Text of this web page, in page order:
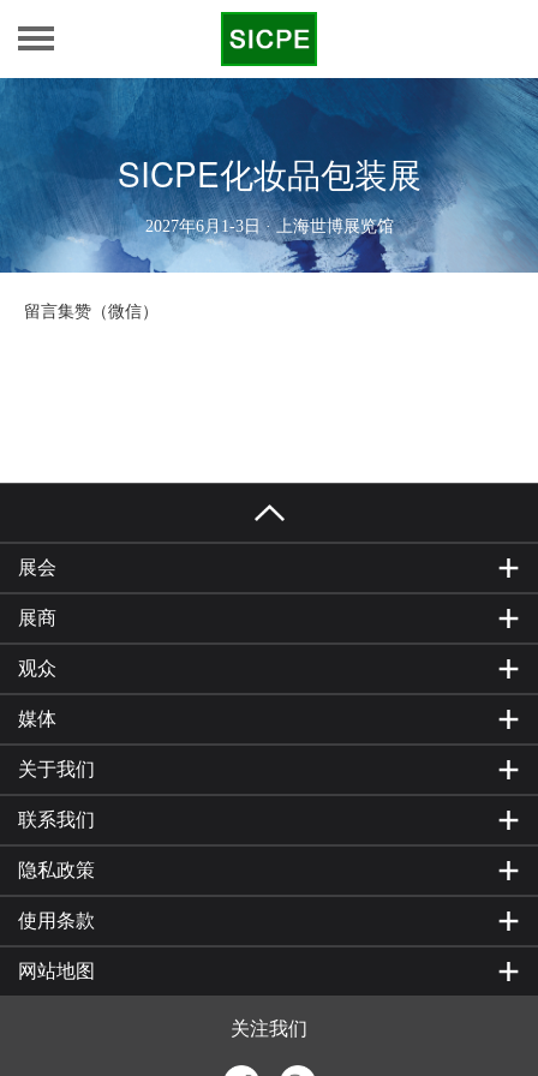
SICPE化妆品包装展
2027年6月1-3日 · 上海世博展览馆
留言集赞（微信）
展会
展商
观众
媒体
关于我们
联系我们
隐私政策
使用条款
网站地图
关注我们